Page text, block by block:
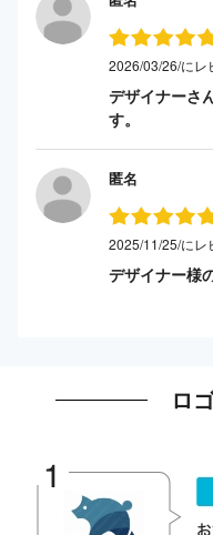
2026/03/26/にレ
デザイナーさ
す。
匿名
2025/11/25/にレ
デザイナー様
ロ